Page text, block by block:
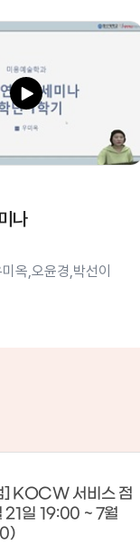
나
옥,오윤경,박선이
] KOCW 서비스 점
21일 19:00 ~ 7월